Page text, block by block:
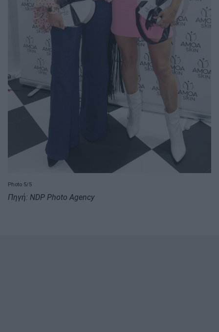
Photo 5/5
Πηγή: NDP Photo Agency